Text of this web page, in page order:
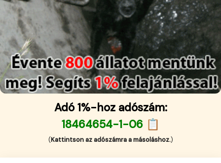
Adó 1%-hoz adószám:
18464654-1-06 📋
(Kattintson az adószámra a másoláshoz.)